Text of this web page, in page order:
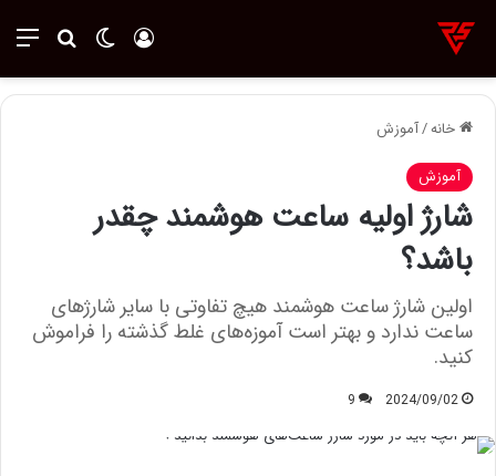
تغییر پوسته ورود
خانه/آموزش
آموزش
شارژ اولیه ساعت هوشمند چقدر
باشد؟
اولین شارژ ساعت هوشمند هیچ تفاوتی با سایر شارژهای
ساعت ندارد و بهتر است آموزه‌های غلط گذشته را فراموش
کنید.
2024/09/02
9